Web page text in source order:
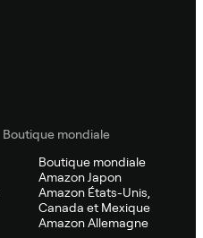
Boutique mondiale
Boutique mondiale
Amazon Japon
Amazon États-Unis,
Canada et Mexique
Amazon Allemagne